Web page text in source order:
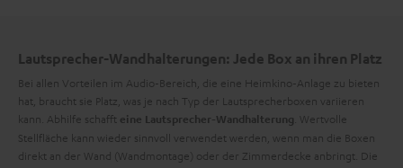
Lautsprecher-Wandhalterungen: Jede Box an ihren Platz
Bei allen Vorteilen im Audio-Bereich, die eine Heimkino-Anlage zu bieten
hat, braucht sie Platz, was je nach Typ der Lautsprecherboxen variieren
kann. Abhilfe schafft eine Lautsprecher-Wandhalterung . Wertvolle
Stellfläche kann wieder sinnvoll verwendet werden, wenn man die Boxen
direkt an der Wand (Wandmontage) oder der Zimmerdecke anbringt. Die